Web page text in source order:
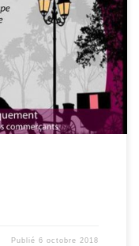
Publié6 octobre 2018